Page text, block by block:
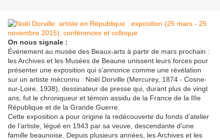
On nous signale :
Événement au musée des Beaux-arts à partir de mars prochain :
les Archives et les Musées de Beaune unissent leurs forces pour
présenter une exposition qui s’annonce comme une révélation
sur un artiste méconnu : Noël Dorville (Mercurey, 1874 - Cosne-
sur-Loire, 1938), dessinateur de presse qui, durant plus de vingt
ans, fut le chroniqueur et témoin assidu de la France de la IIIe
République et de la Grande Guerre.
Cette exposition a pour origine la redécouverte du fonds d’atelier
de l’artiste, légué en 1943 par sa veuve, descendante d’une
famille beaunoise. Depuis plusieurs années, les Archives et les